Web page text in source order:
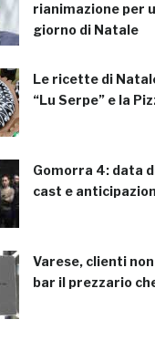
rianimazione per
giorno di Natale
Le ricette di
“Lu Serpe” e la
Gomorra 4: data
cast e
Varese, clienti
bar il prezzario